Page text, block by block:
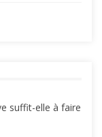
suffit-elle à faire